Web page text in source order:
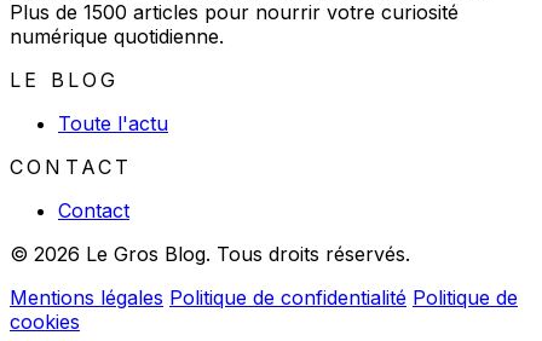
Plus de 1500 articles pour nourrir votre curiosité
numérique quotidienne.
LE BLOG
Toute l'actu
CONTACT
Contact
© 2026 Le Gros Blog. Tous droits réservés.
Mentions légales Politique de confidentialité Politique de
cookies